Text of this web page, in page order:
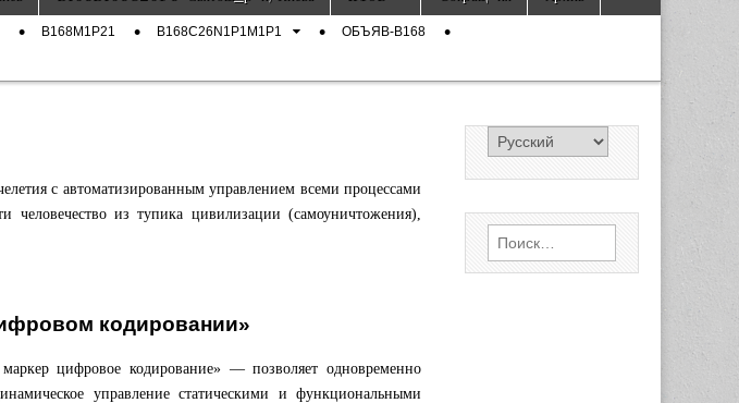
B168M1P21 B168C26N1P1M1P1 ОБЪЯВ-B168
с автоматизированным управлением всеми процессами
человечество из тупика цивилизации (самоуничтожения),
кодировании»
цифровое кодирование» — позволяет одновременно
управление статическими и функциональными
Найти: